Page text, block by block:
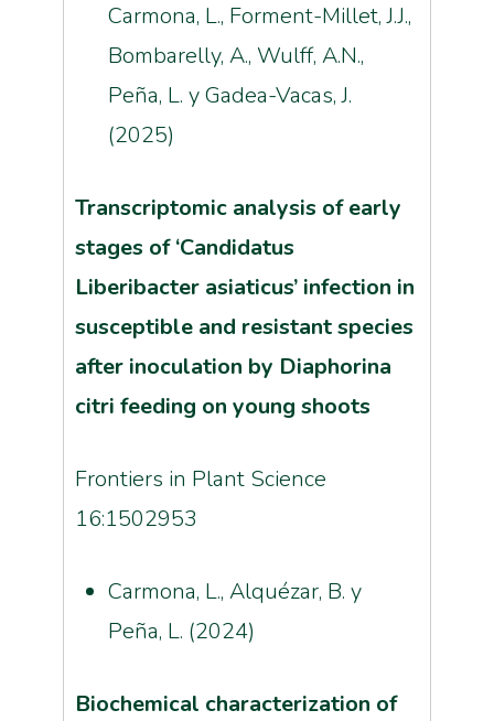
Carmona, L., Forment-Millet, J.J.,
Bombarelly, A., Wulff, A.N.,
Peña, L. y Gadea-Vacas, J.
(2025)
Transcriptomic analysis of early
stages of ‘Candidatus
Liberibacter asiaticus’ infection in
susceptible and resistant species
after inoculation by Diaphorina
citri feeding on young shoots
Frontiers in Plant Science
16:1502953
Carmona, L., Alquézar, B. y
Peña, L. (2024)
Biochemical characterization of